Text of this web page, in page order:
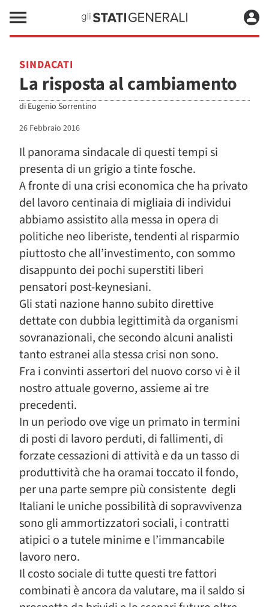
SINDACATI
La risposta al cambiamento
di Eugenio Sorrentino
26 Febbraio 2016
Il panorama sindacale di questi tempi si
presenta di un grigio a tinte fosche.
A fronte di una crisi economica che ha privato
del lavoro centinaia di migliaia di individui
abbiamo assistito alla messa in opera di
politiche neo liberiste, tendenti al risparmio
piuttosto che all’investimento, con sommo
disappunto dei pochi superstiti liberi
pensatori post-keynesiani.
Gli stati nazione hanno subito direttive
dettate con dubbia legittimità da organismi
sovranazionali, che secondo alcuni analisti
tanto estranei alla stessa crisi non sono.
Fra i convinti assertori del nuovo corso vi è il
nostro attuale governo, assieme ai tre
precedenti.
In un periodo ove vige un primato in termini
di posti di lavoro perduti, di fallimenti, di
forzate cessazioni di attività e da un tasso di
produttività che ha oramai toccato il fondo,
per una parte sempre più consistente degli
Italiani le uniche possibilità di sopravvivenza
sono gli ammortizzatori sociali, i contratti
atipici o a tutele minime e l’immancabile
lavoro nero.
Il costo sociale di tutte questi tre fattori
combinati è ancora da valutare, ma il saldo si